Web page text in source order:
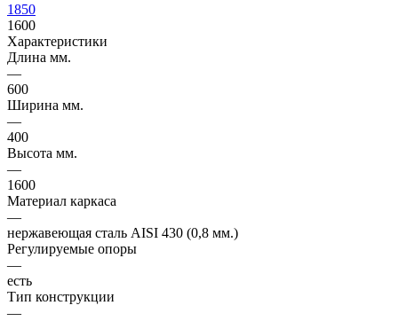
1850
1600
Характеристики
Длина мм.
—
600
Ширина мм.
—
400
Высота мм.
—
1600
Материал каркаса
—
нержавеющая сталь AISI 430 (0,8 мм.)
Регулируемые опоры
—
есть
Тип конструкции
—